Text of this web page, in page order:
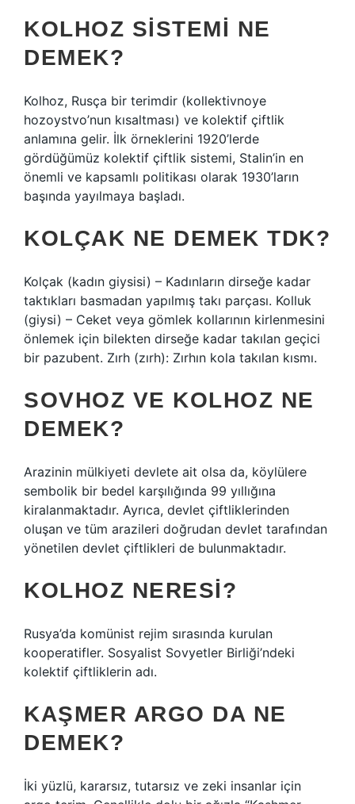
KOLHOZ SISTEMI NE
DEMEK?
Kolhoz, Rusça bir terimdir (kollektivnoye
hozoystvo’nun kısaltması) ve kolektif çiftlik
anlamına gelir. İlk örneklerini 1920’lerde
gördüğümüz kolektif çiftlik sistemi, Stalin’in en
önemli ve kapsamlı politikası olarak 1930’ların
başında yayılmaya başladı.
KOLÇAK NE DEMEK TDK?
Kolçak (kadın giysisi) – Kadınların dirseğe kadar
taktıkları basmadan yapılmış takı parçası. Kolluk
(giysi) – Ceket veya gömlek kollarının kirlenmesini
önlemek için bilekten dirseğe kadar takılan geçici
bir pazubent. Zırh (zırh): Zırhın kola takılan kısmı.
SOVHOZ VE KOLHOZ NE
DEMEK?
Arazinin mülkiyeti devlete ait olsa da, köylülere
sembolik bir bedel karşılığında 99 yıllığına
kiralanmaktadır. Ayrıca, devlet çiftliklerinden
oluşan ve tüm arazileri doğrudan devlet tarafından
yönetilen devlet çiftlikleri de bulunmaktadır.
KOLHOZ NERESI?
Rusya’da komünist rejim sırasında kurulan
kooperatifler. Sosyalist Sovyetler Birliği’ndeki
kolektif çiftliklerin adı.
KAŞMER ARGO DA NE
DEMEK?
İki yüzlü, kararsız, tutarsız ve zeki insanlar için